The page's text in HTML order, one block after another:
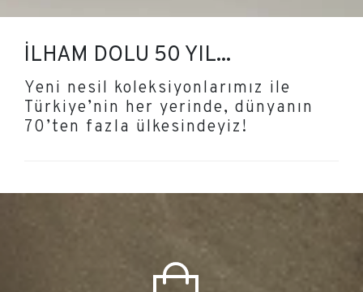
İLHAM DOLU 50 YIL...
Yeni nesil koleksiyonlarımız ile
Türkiye’nin her yerinde, dünyanın
70’ten fazla ülkesindeyiz!